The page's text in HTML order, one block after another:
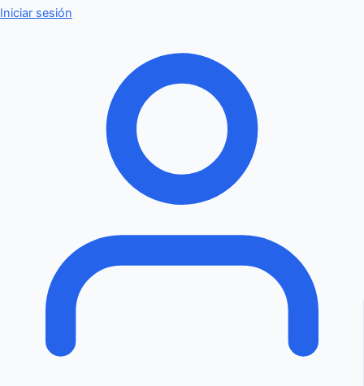
Iniciar sesión